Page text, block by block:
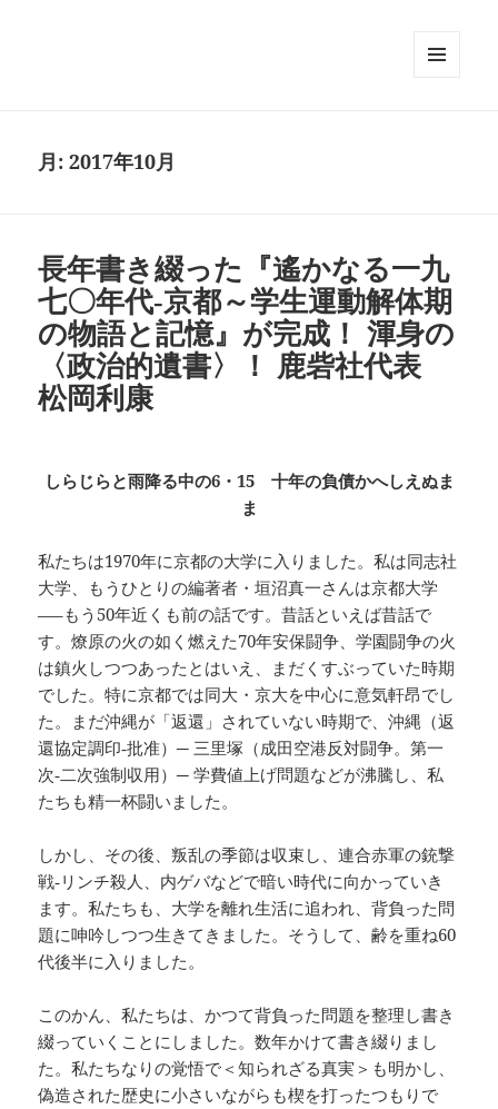
月:2017年10月
長年書き綴った『遙かなる一九
七〇年代‐京都～学生運動解体期
の物語と記憶』が完成！ 渾身の
〈政治的遺書〉！ 鹿砦社代表
松岡利康
しらじらと雨降る中の6・15 十年の負債かへしえぬま
ま
私たちは1970年に京都の大学に入りました。私は同志社
大学、もうひとりの編著者・垣沼真一さんは京都大学
—–もう50年近くも前の話です。昔話といえば昔話で
す。燎原の火の如く燃えた70年安保闘争、学園闘争の火
は鎮火しつつあったとはいえ、まだくすぶっていた時期
でした。特に京都では同大・京大を中心に意気軒昂でし
た。まだ沖縄が「返還」されていない時期で、沖縄（返
還協定調印‐批准）─ 三里塚（成田空港反対闘争。第一
次‐二次強制収用）─ 学費値上げ問題などが沸騰し、私
たちも精一杯闘いました。
しかし、その後、叛乱の季節は収束し、連合赤軍の銃撃
戦‐リンチ殺人、内ゲバなどで暗い時代に向かっていき
ます。私たちも、大学を離れ生活に追われ、背負った問
題に呻吟しつつ生きてきました。そうして、齢を重ね60
代後半に入りました。
このかん、私たちは、かつて背負った問題を整理し書き
綴っていくことにしました。数年かけて書き綴りまし
た。私たちなりの覚悟で＜知られざる真実＞も明かし、
偽造された歴史に小さいながらも楔を打ったつもりで